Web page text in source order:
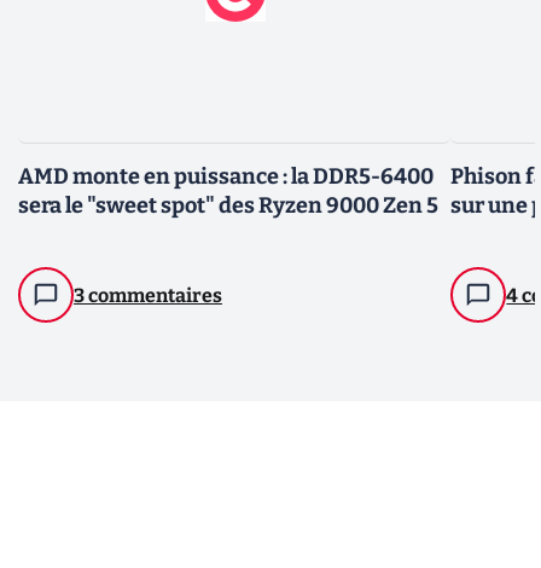
AMD monte en puissance : la DDR5-6400
sera le "sweet spot" des Ryzen 9000 Zen 5
3 commentaires
Phison
sur une
4